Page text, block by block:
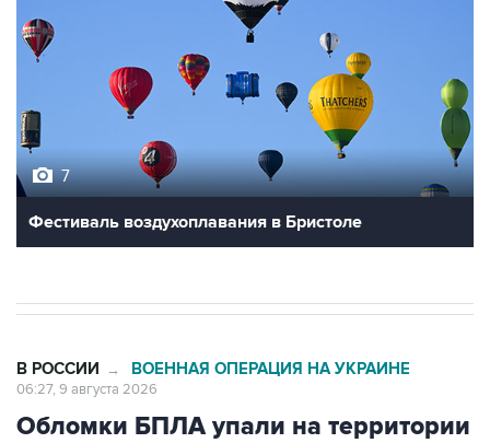
Фестиваль воздухоплавания в Бристоле
Обломки БПЛА упали на территории
двух предприятий в Новороссийске